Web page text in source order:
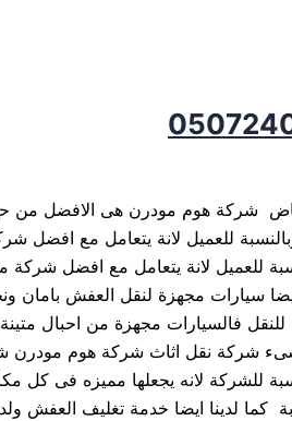
شركة هوم مودرن هى الافضل من
للعميل لانة يتعامل مع
للعميل لانة يتعامل مع افضل
سيارات مجهزة لنقل العفش بامان
للنقل فالسيارات مجهزة من احبال
شركة نقل اثاث شركة هوم مودرن
للشركة لانه يجعلها مميزه فى
كما لدينا ايضا خدمة تغليف العفش